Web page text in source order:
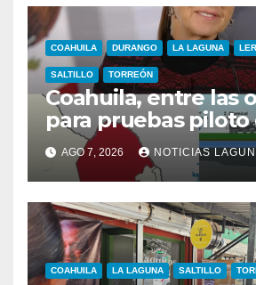
COAHUILA DURANGO LA LAGUNA
SALTILLO TORREÓN
Coahuila, entre las
para pruebas piloto
extracción de gas
AGO 7, 2026 NOTICIAS
COAHUILA LA LAGUNA SALTILLO